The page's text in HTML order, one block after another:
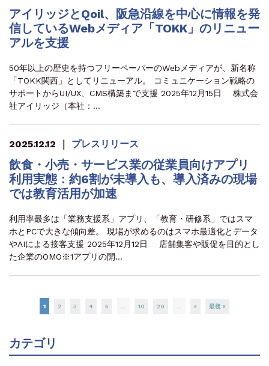
アイリッジとQoil、阪急沿線を中心に情報を発
信しているWebメディア「TOKK」のリニュー
アルを支援
50年以上の歴史を持つフリーペーパーのWebメディアが、新名称
「TOKK関西」としてリニューアル。 コミュニケーション戦略の
サポートからUI/UX、CMS構築まで支援 2025年12月15日 株式会
社アイリッジ（本社：…
2025.12.12 ｜ プレスリリース
飲食・小売・サービス業の従業員向けアプリ
利用実態：約6割が未導入も、導入済みの現場
では教育活用が加速
利用率最多は「業務支援系」アプリ、「教育・研修系」ではスマ
ホとPCで大きな傾向差。 現場が求めるのはスマホ最適化とデータ
やAIによる接客支援 2025年12月12日 店舗集客や販促を目的とし
た企業のOMO※1アプリの開…
1 2 3 4 5 10 20 » 最後 »
カテゴリ